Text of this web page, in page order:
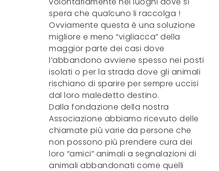
spera che qualcuno li raccolga !
Ovviamente questa è una soluzione
migliore e meno “vigliacca” della
maggior parte dei casi dove
l’abbandono avviene spesso nei posti
isolati o per la strada dove gli animali
rischiano di sparire per sempre uccisi
dal loro maledetto destino.
Dalla fondazione della nostra
Associazione abbiamo ricevuto delle
chiamate più varie da persone che
non possono più prendere cura dei
loro “amici” animali a segnalazioni di
animali abbandonati come quelli